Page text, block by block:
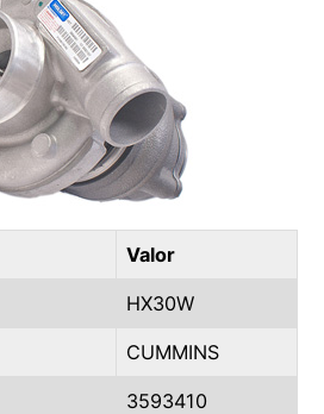
Valor
HX30W
CUMMINS
3593410